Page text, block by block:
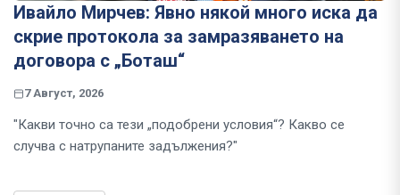
Ивайло Мирчев: Явно някой много иска да
скрие протокола за замразяването на
договора с „Боташ“
7 Август, 2026
"Какви точно са тези „подобрени условия“? Какво се
случва с натрупаните задължения?"